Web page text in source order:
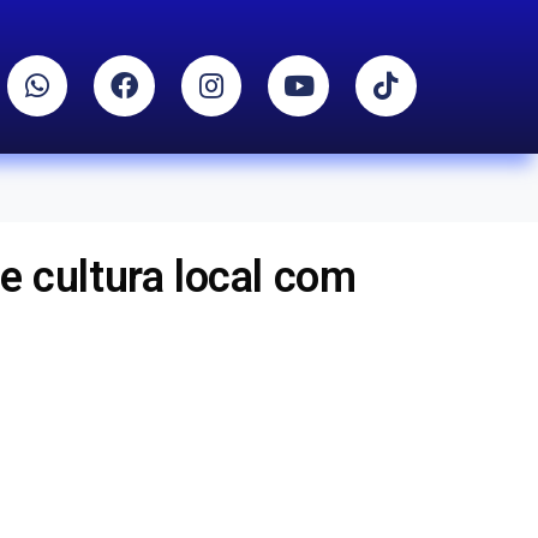
cultura local com